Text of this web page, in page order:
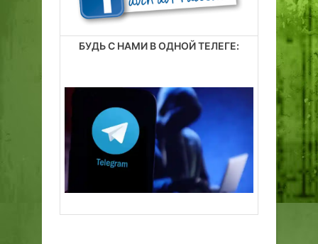
БУДЬ С НАМИ В ОДНОЙ ТЕЛЕГЕ: